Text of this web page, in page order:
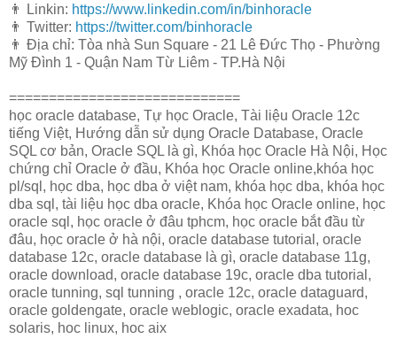
👨 Linkin: https://www.linkedin.com/in/binhoracle
👨 Twitter: https://twitter.com/binhoracle
👨 Địa chỉ: Tòa nhà Sun Square - 21 Lê Đức Thọ - Phường
Mỹ Đình 1 - Quận Nam Từ Liêm - TP.Hà Nội
=============================
học oracle database, Tự học Oracle, Tài liệu Oracle 12c
tiếng Việt, Hướng dẫn sử dụng Oracle Database, Oracle
SQL cơ bản, Oracle SQL là gì, Khóa học Oracle Hà Nội, Học
chứng chỉ Oracle ở đầu, Khóa học Oracle online,khóa học
pl/sql, học dba, học dba ở việt nam, khóa học dba, khóa học
dba sql, tài liệu học dba oracle, Khóa học Oracle online, học
oracle sql, học oracle ở đâu tphcm, học oracle bắt đầu từ
đâu, học oracle ở hà nội, oracle database tutorial, oracle
database 12c, oracle database là gì, oracle database 11g,
oracle download, oracle database 19c, oracle dba tutorial,
oracle tunning, sql tunning , oracle 12c, oracle dataguard,
oracle goldengate, oracle weblogic, oracle exadata, hoc
solaris, hoc linux, hoc aix